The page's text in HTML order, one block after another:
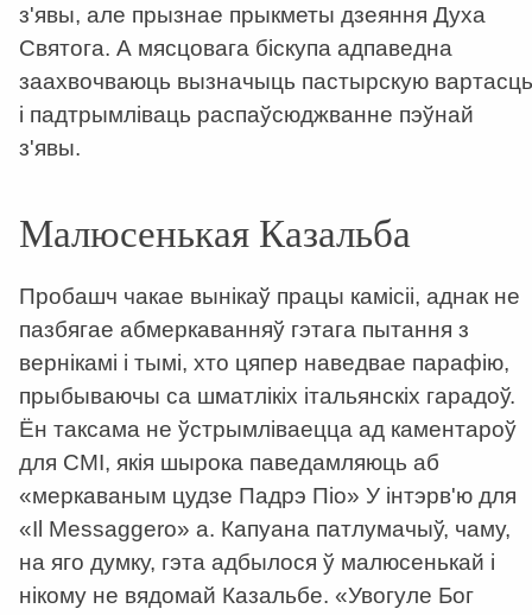
з'явы, але прызнае прыкметы дзеяння Духа
Святога. А мясцовага біскупа адпаведна
заахвочваюць вызначыць пастырскую вартасць
і падтрымліваць распаўсюджванне пэўнай
з'явы.
Малюсенькая Казальба
Пробашч чакае вынікаў працы камісіі, аднак не
пазбягае абмеркаванняў гэтага пытання з
вернікамі і тымі, хто цяпер наведвае парафію,
прыбываючы са шматлікіх італьянскіх гарадоў.
Ён таксама не ўстрымліваецца ад каментароў
для СМІ, якія шырока паведамляюць аб
«меркаваным цудзе Падрэ Піо» У інтэрв'ю для
«Il Messaggero» а. Капуана патлумачыў, чаму,
на яго думку, гэта адбылося ў малюсенькай і
нікому не вядомай Казальбе. «Увогуле Бог